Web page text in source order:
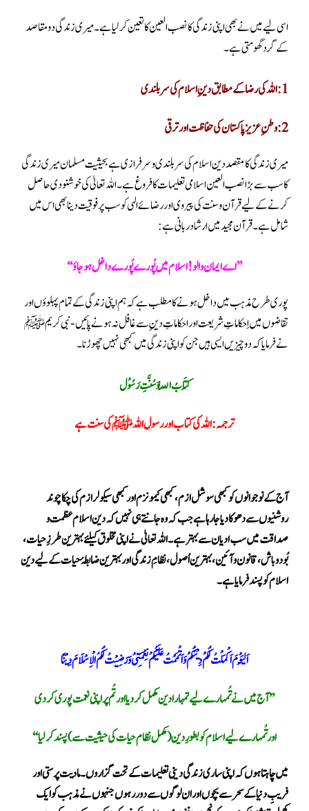
اسی لیے میں نے بھی اپنی زندگی کا نصب العین کا تعین کر لیا ہے ۔میری زندگی دو مقاصد
کے گرد گھومتی ہے۔
1: اللہ کی رضا کے مطابق دینِ اسلام کی سر بلندی
2: وطنِ عزیز پاکستان کی حفاظت اور ترقی
میری زندگی کا مقصد دین اسلام کی سربلندی و سرفرازی ہے بحیثیت مسلمان میری زندگی
کا سب سے بڑا نصب العین اسلامی تعلیمات کا فروغ ہے۔اللہ تعالیٰ کی خوشنودی حاصل
کرنے کے لیے قرآن و سنت کی پیروی اور رضائے الہی کو سب پر فوقیت دینا بھی اس میں
شامل ہے ۔قرآن مجید میں ارشاد ربانی ہے :
’’ اے ایمان والو! اسلام میں پُورے پُورے داخل ہو جاؤ ‘‘
پوری طرح مذہب میں داخل ہونے کا مطلب ہے کہ ہم اپنی زندگی کے تما م پہلوؤں اور
تقاضوں میں اِحکاماتِ شریعت اور احکاماتِ دینِ سے غافل نہ ہونے پائیں -نبی کریم ﷺ
نے فرمایا کہ دو چیزیں ایسی ہیں جن کو اپنی زندگی میں کبھی نہیں چھوڑنا۔
کِتَابُ اللّٰہِ وَسُنَّتِ رَسُوْل
ترجمہ: اللہ کی کتاب اور رسول اللہ ﷺ کی سنت ہے
آج کے نوجوانوں کو کبھی سوشل ازم ، کبھی کیمونزم اور کبھی سیکولرازم کی چکا چوند
روشنیوں سے دھوکا دیا جا رہا ہے جب کہ وہ جانتے ہی نہیں کہ دین اسلام عظمت و
صداقت میں سب ادیان سے بہتر ہے ۔ اللہ تعالیٰ نے اپنی مخلوق کیلئے بہترین طرزِ حیات ،
بُودوباش ،قانون و آئین ، بہترین اُصول ، نظامِ زندگی اور بہترین ضابطۂ حیات کے لیے دین
اسلام کو پسند فرمایا ہے ۔
اَلْیَوْمَ اَکْمَلْتُ لَکُمْ دِیْنَکُمْ وَاَتْمَمْتُ عَلَیْکُمْ نِعْمَتِیْ وَرَضِیْتُ لَکُمُ الْاِسْلَامَ دِیْنًا
’’ آج میں نے تُمہارے لیے تمہارا دین مکمل کر دیا اور تُم پر اپنی نعمت پوری کر دی
اور تُمہارے لیے اسلام کو بطورِ دین ( مکمل نظام حیات کی حیثیت سے) پسند کر لیا‘‘
میں چاہتا ہوں کہ اپنی ساری زندگی دینی تعلیمات کے تحت گزاروں۔ مادیت پرستی اور
فریبِ دنیا کے سحر سے بچوں اور ان لوگوں سے دور رہوں جنہوں نے مذہب کو ایک